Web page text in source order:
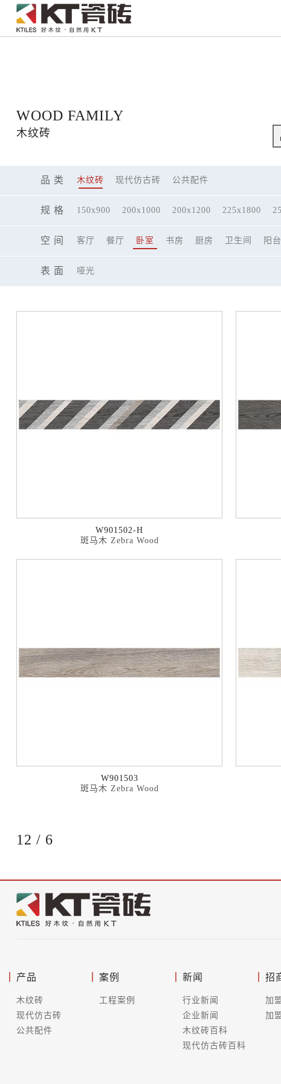
121312
WOOD FAMILY
木纹砖
品 类 木纹砖 现代仿古砖 公共配件
规 格 150x900 200x1000 200x1200 225x1800
空 间 客厅 餐厅 卧室 书房 厨房 卫生间 阳台
表 面 哑光
W901502-H
斑马木 Zebra Wood
W901503
斑马木 Zebra Wood
12 / 6
产品
木纹砖
现代仿古砖
公共配件
案例
工程案例
新闻
行业新闻
企业新闻
木纹砖百科
现代仿古砖百科
招
加
加